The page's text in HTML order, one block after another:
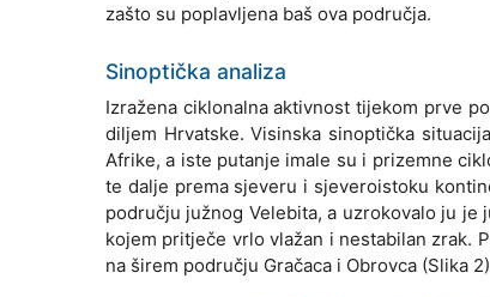
zašto su poplavljena baš ova područja.
Sinoptička analiza
Izražena ciklonalna aktivnost tijekom prve
diljem Hrvatske. Visinska sinoptička
Afrike, a iste putanje imale su i prizemne
te dalje prema sjeveru i sjeveroistoku
području južnog Velebita, a uzrokovalo ju
kojem pritječe vrlo vlažan i nestabilan zrak.
na širem području Gračaca i Obrovca (Slika